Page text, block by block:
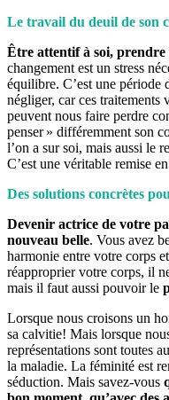
Le travail du deuil de son
Être attentif à soi, prendre
changement est un stress
équilibre. C’est une période
négliger, car ces traitements
peuvent nous faire perdre
penser » différemment son
l’on a sur soi, mais aussi le
C’est une véritable remise
Des solutions concrètes
Devenir actrice de votre
nouveau belle. Vous avez
harmonie entre votre corps
réapproprier votre corps, il
mais il faut aussi pouvoir le
Lorsque nous croisons un
sa calvitie! Mais lorsque
représentations sont toutes
la maladie. La féminité est
séduction. Mais savez-vous